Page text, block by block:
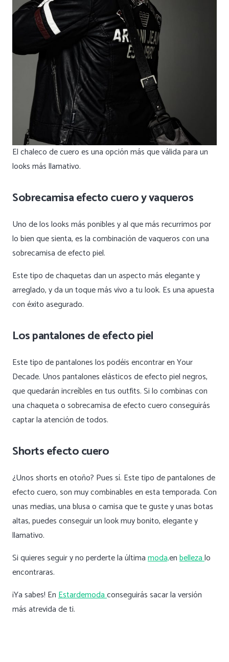
El chaleco de cuero es una opción más que válida para un
looks más llamativo.
Sobrecamisa efecto cuero y vaqueros
Uno de los looks más ponibles y al que más recurrimos por
lo bien que sienta, es la combinación de vaqueros con una
sobrecamisa de efecto piel.
Este tipo de chaquetas dan un aspecto más elegante y
arreglado, y da un toque más vivo a tu look. Es una apuesta
con éxito asegurado.
Los pantalones de efecto piel
Este tipo de pantalones los podéis encontrar en Your
Decade. Unos pantalones elásticos de efecto piel negros,
que quedarán increíbles en tus outfits. Si lo combinas con
una chaqueta o sobrecamisa de efecto cuero conseguirás
captar la atención de todos.
Shorts efecto cuero
¿Unos shorts en otoño? Pues sí. Este tipo de pantalones de
efecto cuero, son muy combinables en esta temporada. Con
unas medias, una blusa o camisa que te guste y unas botas
altas, puedes conseguir un look muy bonito, elegante y
llamativo.
Si quieres seguir y no perderte la últimamoda,enbellezalo
encontraras.
¡Ya sabes! EnEstardemodaconseguirás sacar la versión
más atrevida de ti.